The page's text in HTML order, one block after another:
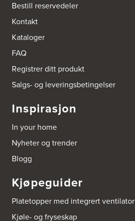
Boligleverandøren Karmøy AS
4296 Åkrehamn
http://www.interiormesteren.no
Bonaparte Interiør AS
Borgenveien 66
Tel.:22-142214
Borge butikk AS
Sundemoen Næringspark
3300 Hokksund
http://www.expert.no
Brusveen Snekkerverksted AS
Bergabygdvegen 35
Bestill reservedeler
Kontakt
Kataloger
FAQ
Registrer ditt produkt
Salgs- og leveringsbetingelser
Inspirasjon
In your home
Nyheter og trender
Blogg
Kjøpeguider
Platetopper med integrert ventilator
Kjøle- og fryseskap